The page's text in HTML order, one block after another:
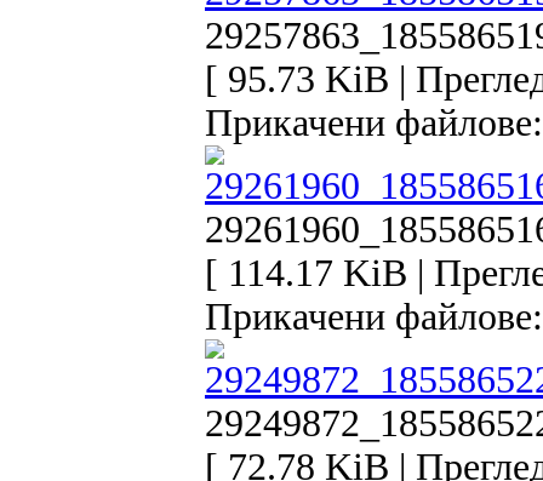
[ 95.73 KiB |
Прикачени файлове:
[ 114.17 KiB |
Прикачени файлове:
[ 72.78 KiB |